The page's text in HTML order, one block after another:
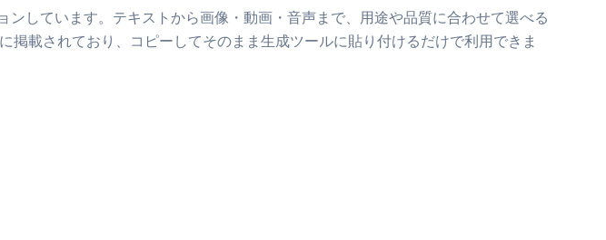
しています。 テキストから画像・動画・音声まで、用途や品質に合わせて選べる
載されており、コピーしてそのまま生成ツールに貼り付けるだけで利用できま